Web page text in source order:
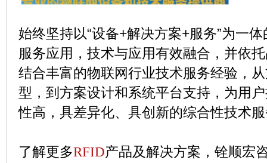
始终坚持以“设备+解决方案+服务”为一
服务应用，技术与应用有效融合，并依
结合丰富的物联网行业技术服务经验，
型，到方案设计和系统平台支持，为用
性高，具差异化、具创新的综合性技术
了解更多RFID产品及解决方案，铨顺宏